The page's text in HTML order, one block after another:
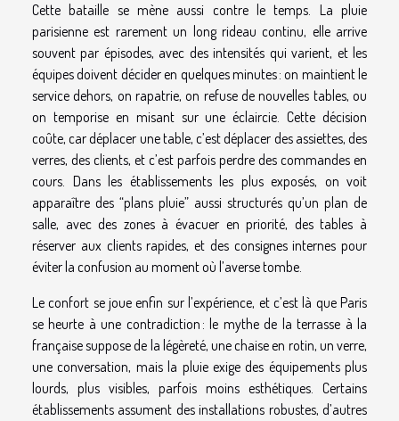
Cette bataille se mène aussi contre le temps. La pluie
parisienne est rarement un long rideau continu, elle arrive
souvent par épisodes, avec des intensités qui varient, et les
équipes doivent décider en quelques minutes : on maintient le
service dehors, on rapatrie, on refuse de nouvelles tables, ou
on temporise en misant sur une éclaircie. Cette décision
coûte, car déplacer une table, c’est déplacer des assiettes, des
verres, des clients, et c’est parfois perdre des commandes en
cours. Dans les établissements les plus exposés, on voit
apparaître des “plans pluie” aussi structurés qu’un plan de
salle, avec des zones à évacuer en priorité, des tables à
réserver aux clients rapides, et des consignes internes pour
éviter la confusion au moment où l’averse tombe.
Le confort se joue enfin sur l’expérience, et c’est là que Paris
se heurte à une contradiction : le mythe de la terrasse à la
française suppose de la légèreté, une chaise en rotin, un verre,
une conversation, mais la pluie exige des équipements plus
lourds, plus visibles, parfois moins esthétiques. Certains
établissements assument des installations robustes, d’autres